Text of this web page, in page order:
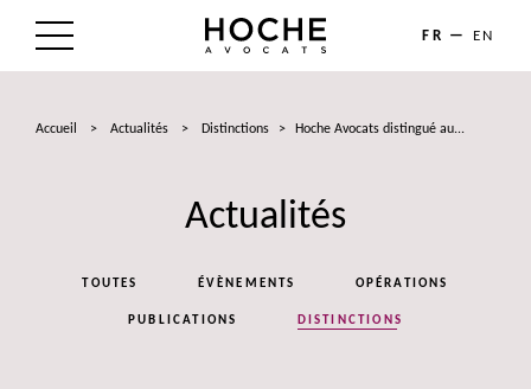
FR EN
LES AVOCATS
TALENTS
Accueil > Actualités > Distinctions > Hoche Avocats distingué au...
Actualités
TOUTES ÉVÈNEMENTS OPÉRATIONS
PUBLICATIONS DISTINCTIONS